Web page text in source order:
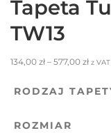
Tapeta
TW13
134,00 zł – 577,00 zł z VAT
RODZAJ
ROZMIAR